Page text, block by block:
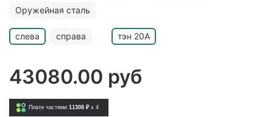
Оружейная сталь
слева справа тэн 20A
43080.00 руб
Плати частями 11308 ₽ x 4